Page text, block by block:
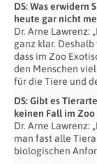
DS: Was erwidern
heute gar nicht
Dr. Arne Lawrenz:
ganz klar.
dass im Zoo
den Menschen
für die Tiere und
DS: Gibt es
keinen Fall im
Dr. Arne Lawrenz:
man fast alle
biologischen